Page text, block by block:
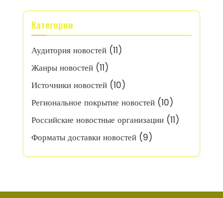
Категории
Аудитория новостей (11)
Жанры новостей (11)
Источники новостей (10)
Региональное покрытие новостей (10)
Российские новостные организации (11)
Форматы доставки новостей (9)